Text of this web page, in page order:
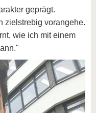
geprägt.
zielstrebig vorangehe.
wie ich mit einem